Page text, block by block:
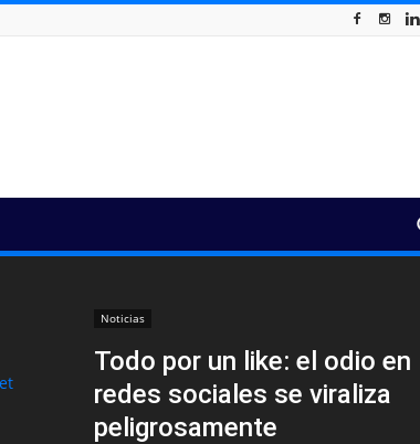
Noticias
Todo por un like: el odio en
redes sociales se viraliza
peligrosamente